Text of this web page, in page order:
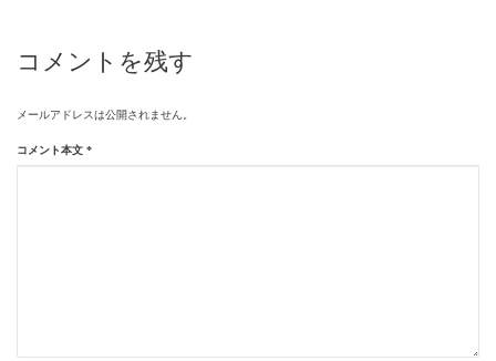
コメントを残す
メールアドレスは公開されません。
コメント本文 *